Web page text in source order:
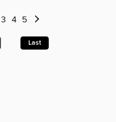
3 4 5
Last